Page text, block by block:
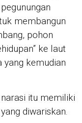
membangun
pohon
ke laut
yang kemudian
itu memiliki
diwariskan.